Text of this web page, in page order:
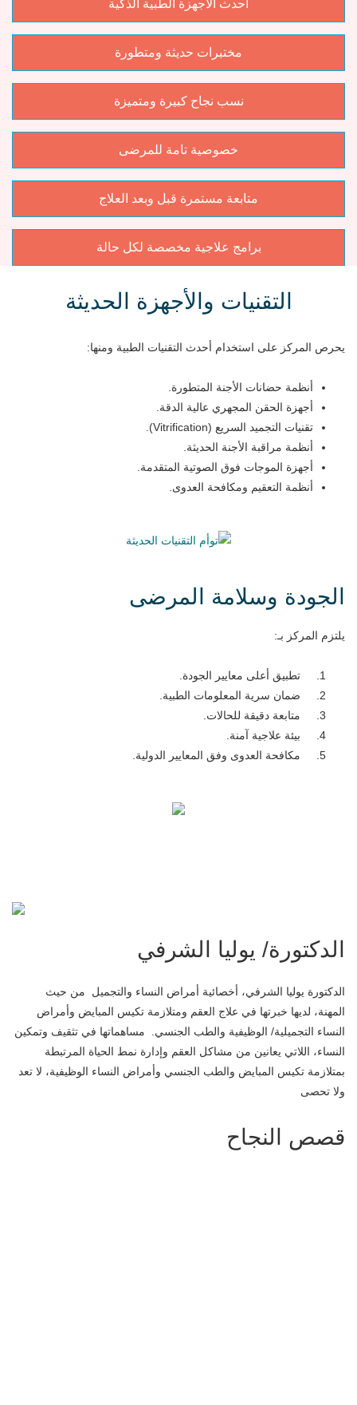
أحدث الأجهزة الطبية الذكية
مختبرات حديثة ومتطورة
نسب نجاح كبيرة ومتميزة
خصوصية تامة للمرضى
متابعة مستمرة قبل وبعد العلاج
برامج علاجية مخصصة لكل حالة
التقنيات والأجهزة الحديثة
يحرص المركز على استخدام أحدث التقنيات الطبية ومنها:
أنظمة حضانات الأجنة المتطورة.
أجهزة الحقن المجهري عالية الدقة.
تقنيات التجميد السريع (Vitrification).
أنظمة مراقبة الأجنة الحديثة.
أجهزة الموجات فوق الصوتية المتقدمة.
أنظمة التعقيم ومكافحة العدوى.
الجودة وسلامة المرضى
يلتزم المركز بـ:
تطبيق أعلى معايير الجودة.
ضمان سرية المعلومات الطبية.
متابعة دقيقة للحالات.
بيئة علاجية آمنة.
مكافحة العدوى وفق المعايير الدولية.
الدكتورة/ يوليا الشرفي
الدكتورة يوليا الشرفي، أخصائية أمراض النساء والتجميل من حيث
المهنة، لديها خبرتها في علاج العقم ومتلازمة تكيس المبايض وأمراض
النساء التجميلية/ الوظيفية والطب الجنسي. مساهماتها في تثقيف وتمكين
النساء، اللاتي يعانين من مشاكل العقم وإدارة نمط الحياة المرتبطة
بمتلازمة تكيس المبايض والطب الجنسي وأمراض النساء الوظيفية، لا تعد
ولا تحصى
قصص النجاح